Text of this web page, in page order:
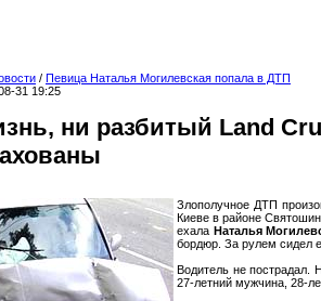
/ Певица Наталья Могилевская попала в ДТП
31 19:25
ни разбитый Land
Злополучное ДТП
Киеве в районе
ехала Наталья
бордюр. За рулем сидел
Водитель не пострадал.
27-летний мужчина, 28-